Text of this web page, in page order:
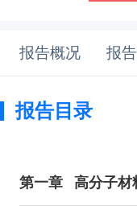
报告概况 报
报告目录
第一章 高分子材